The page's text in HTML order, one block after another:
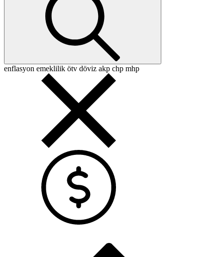
enflasyon emeklilik ötv döviz akp chp mhp